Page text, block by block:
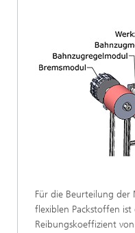
Für die Beurteilung der
flexiblen Packstoffen ist
Reibungskoeffizient